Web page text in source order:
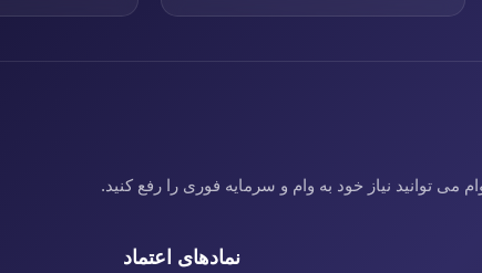
توانید نیاز خود به وام و سرمایه فوری را رفع کنید.
نمادهای اعتماد